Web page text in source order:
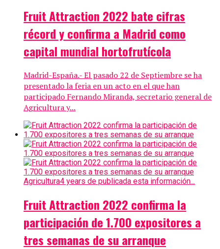
Fruit Attraction 2022 bate cifras
récord y confirma a Madrid como
capital mundial hortofrutícola
Madrid-España.- El pasado 22 de Septiembre se ha
presentado la feria en un acto en el que han
participado Fernando Miranda, secretario general de
Agricultura y...
Agricultura4 years de publicada esta información...
Fruit Attraction 2022 confirma la
participación de 1.700 expositores a
tres semanas de su arranque